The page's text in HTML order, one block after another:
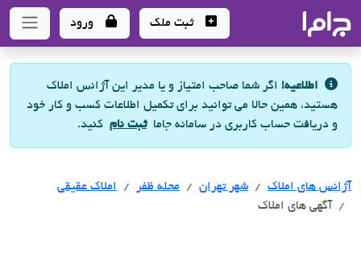
- سامانه جامع املاک و مشاورین املاک
ثبت ملک ورود
اطلاعیه! اگر شما صاحب امتیاز و یا مدیر این آژانس املاک
هستید، همین حالا می توانید برای تکمیل اطلاعات کسب و کار خود
و دریافت حساب کاربری در سامانه جاماثبت نام کنید.
آژانس های املاک آژانس های املاک
شهر تهران آژانس های املاک
محله ظفر
املاک عقیقی
آگهی های املاک